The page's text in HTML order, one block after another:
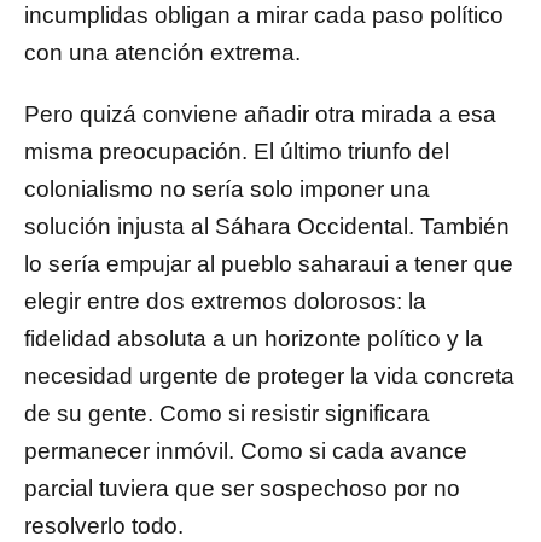
incumplidas obligan a mirar cada paso político
con una atención extrema.
Pero quizá conviene añadir otra mirada a esa
misma preocupación. El último triunfo del
colonialismo no sería solo imponer una
solución injusta al Sáhara Occidental. También
lo sería empujar al pueblo saharaui a tener que
elegir entre dos extremos dolorosos: la
fidelidad absoluta a un horizonte político y la
necesidad urgente de proteger la vida concreta
de su gente. Como si resistir significara
permanecer inmóvil. Como si cada avance
parcial tuviera que ser sospechoso por no
resolverlo todo.